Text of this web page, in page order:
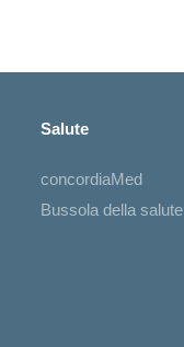
Salute
concordiaMed
Bussola della salute